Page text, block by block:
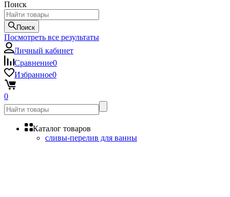
Поиск
Поиск
Посмотреть все результаты
Личный кабинет
Сравнение0
Избранное0
0
Каталог товаров
сливы-перелив для ванны